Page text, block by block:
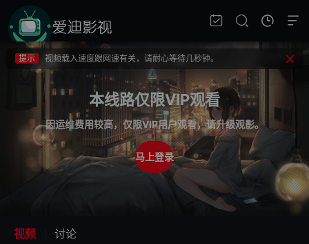
提示
提示
如果无法播放请重新刷新页面，或者切换线路。
提示
视频载入速度跟网速有关，请耐心等待几秒钟。
不要轻易相信视频中的广告，谨防上当受骗!
本线路仅限VIP观看
因运维费用较高，仅限VIP用户观看，请升级观影。
马上登录
视频 讨论